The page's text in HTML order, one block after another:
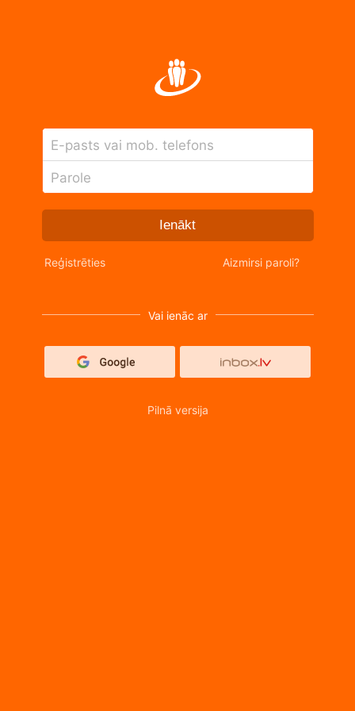
E-pasts vai mob. telefons
Parole
Ienākt
Reģistrēties Aizmirsi paroli?
Vai ienāc ar
Pilnā versija